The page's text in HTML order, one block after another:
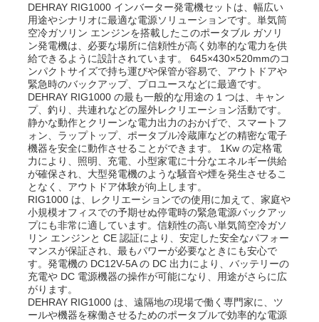
DEHRAY RIG1000 インバーター発電機セットは、幅広い
用途やシナリオに最適な電源ソリューションです。単気筒
空冷ガソリン エンジンを搭載したこのポータブル ガソリ
ン発電機は、必要な場所に信頼性が高く効率的な電力を供
給できるように設計されています。 645×430×520mmのコ
ンパクトサイズで持ち運びや保管が容易で、アウトドアや
緊急時のバックアップ、プロユースなどに最適です。
DEHRAY RIG1000 の最も一般的な用途の 1 つは、キャン
プ、釣り、共連れなどの屋外レクリエーション活動です。
静かな動作とクリーンな電力出力のおかげで、スマートフ
ォン、ラップトップ、ポータブル冷蔵庫などの精密な電子
機器を安全に動作させることができます。 1Kw の定格電
力により、照明、充電、小型家電に十分なエネルギー供給
が確保され、大型発電機のような騒音や煙を発生させるこ
となく、アウトドア体験が向上します。
RIG1000 は、レクリエーションでの使用に加えて、家庭や
小規模オフィスでの予期せぬ停電時の緊急電源バックアッ
プにも非常に適しています。信頼性の高い単気筒空冷ガソ
リン エンジンと CE 認証により、安定した安全なパフォー
マンスが保証され、最もパワーが必要なときにも安心で
す。発電機の DC12V-5A の DC 出力により、バッテリーの
充電や DC 電源機器の操作が可能になり、用途がさらに広
がります。
DEHRAY RIG1000 は、遠隔地の現場で働く専門家に、ツ
ールや機器を稼働させるためのポータブルで効率的な電源